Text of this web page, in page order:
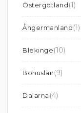
Östergötland(1)
Ångermanland(1)
Blekinge(10)
Bohuslän(9)
Dalarna (4)